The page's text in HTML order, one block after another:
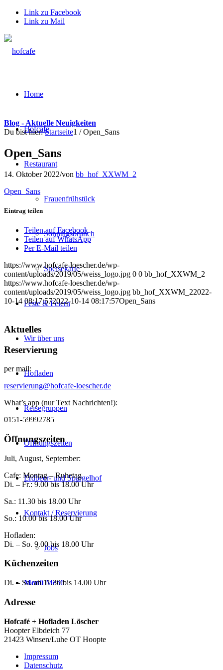
Link zu Facebook
Link zu Mail
Home
Hofcafe
Restaurant
Frauenfrühstück
Sonntagsbrunch
Speisekarte
Feste & Feiern
Wir über uns
Hofladen
Reisegruppen
Öffnungszeiten
Erdbeer- und Spargelhof
Kontakt / Reservierung
Jobs
Menü Menü
Blog - Aktuelle Neuigkeiten
Du bist hier: Startseite1 / Open_Sans
Open_Sans
14. Oktober 2022/von bb_hof_XXWM_2
Open_Sans
Eintrag teilen
Teilen auf Facebook
Teilen auf WhatsApp
Per E-Mail teilen
https://www.hofcafe-loescher.de/wp-
content/uploads/2019/05/weiss_logo.jpg 0 0 bb_hof_XXWM_2
https://www.hofcafe-loescher.de/wp-
content/uploads/2019/05/weiss_logo.jpg bb_hof_XXWM_22022-
10-14 08:17:572022-10-14 08:17:57Open_Sans
Aktuelles
Reservierung
per mail:
reservierung@hofcafe-loescher.de
What’s app (nur Text Nachrichten!):
0151-59992785
Öffnungszeiten
Juli, August, September:
Cafe: Montag – Ruhetag
Di. – Fr.: 9.00 bis 18.00 Uhr
Sa.: 11.30 bis 18.00 Uhr
So.: 10.00 bis 18.00 Uhr
Hofladen:
Di. – So. 9.00 bis 18.00 Uhr
Küchenzeiten
Di. – Sa. ab 11.30 bis 14.00 Uhr
Adresse
Hofcafé + Hofladen Löscher
Hoopter Elbdeich 77
21423 Winsen/Luhe OT Hoopte
Impressum
Datenschutz